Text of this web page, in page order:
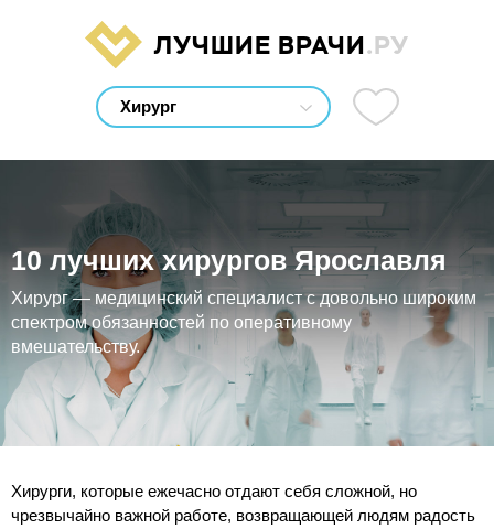
ЛУЧШИЕ ВРАЧИ.РУ
10 лучших хирургов Ярославля
Хирург — медицинский специалист с довольно широким
спектром обязанностей по оперативному
вмешательству.
Хирурги, которые ежечасно отдают себя сложной, но
чрезвычайно важной работе, возвращающей людям радость